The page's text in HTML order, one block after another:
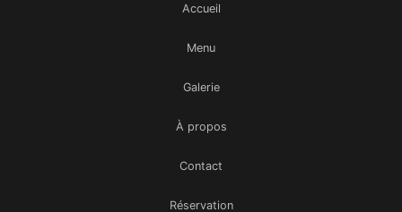
Accueil
Menu
Galerie
À propos
Contact
Réservation